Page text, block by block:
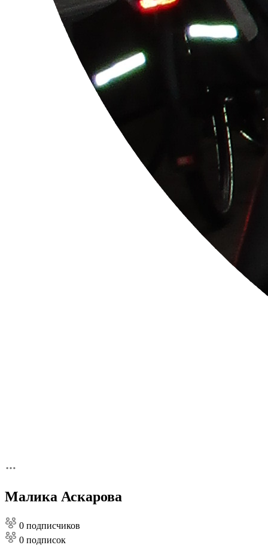
Малика Аскарова
0 подписчиков
0 подписок